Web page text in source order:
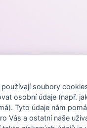
soubory
osobní údaje (např.
Tyto údaje nám
Vás a ostatní naše